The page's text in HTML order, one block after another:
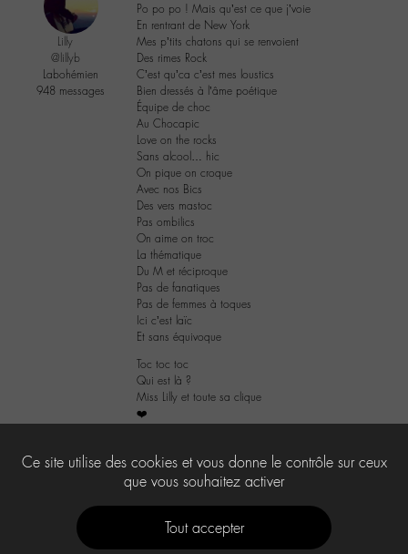
Lilly
@lillyb
Labohémien
948 messages
Po po po ! Mais qu’est ce que j’voie
En rentrant de New York
Mes p’tits chatons qui se renvoient
Des rimes Rock
C’est qu’ca c’est mes loustics
Bien dressés à l’âme poétique
Équipe de choc
Au Chocapic
Love on the rocks
Sans alcool… hic
On pique on croque
Avec nos Bics
Des vers mastoc
Pas ombilics
On aime on troc
La thématique
Du M et réciproque
Pas de fanatiques
Pas de femmes à toques
Ici c’est laïc
Et sans équivoque
Toc toc toc
Qui est là ?
Miss Lilly et toute sa clique
❤️
Ce site utilise des cookies et vous donne le contrôle sur ceux
que vous souhaitez activer
Tout accepter